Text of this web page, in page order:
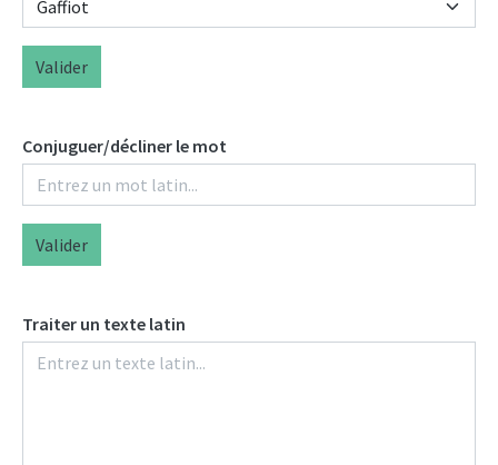
Valider
Conjuguer/décliner le mot
Valider
Traiter un texte latin